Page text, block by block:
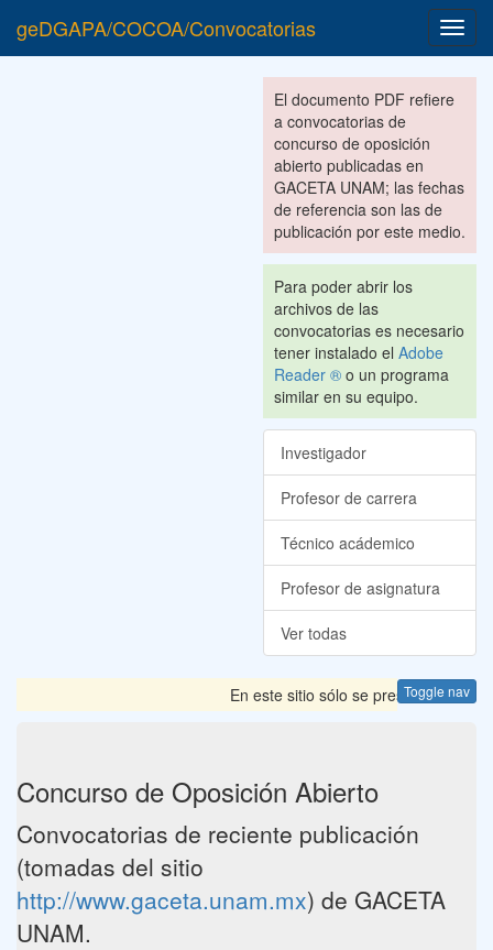
geDGAPA/COCOA/Convocatorias
El documento PDF refiere
a convocatorias de
concurso de oposición
abierto publicadas en
GACETA UNAM; las fechas
de referencia son las de
publicación por este medio.
Para poder abrir los
archivos de las
convocatorias es necesario
tener instalado el Adobe
Reader ® o un programa
similar en su equipo.
Investigador
Profesor de carrera
Técnico acádemico
Profesor de asignatura
Ver todas
Toggle nav
En este sitio sólo se presentan las
Concurso de Oposición Abierto
Convocatorias de reciente publicación
(tomadas del sitio
http://www.gaceta.unam.mx) de GACETA
UNAM.